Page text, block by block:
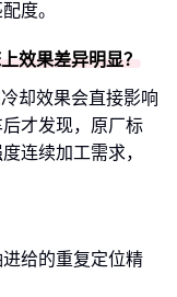
度。
效果差异明显？
却效果会直接影响
才发现，原厂标
连续加工需求，
给的重复定位精